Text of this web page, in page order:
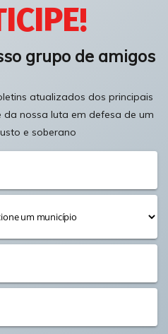
grupo de amigos
atualizados dos principais
nossa luta em defesa de um
e soberano